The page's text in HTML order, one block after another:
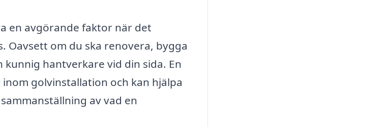
en avgörande faktor när det
om du ska renovera, bygga
hantverkare vid din sida. En
golvinstallation och kan hjälpa
av vad en